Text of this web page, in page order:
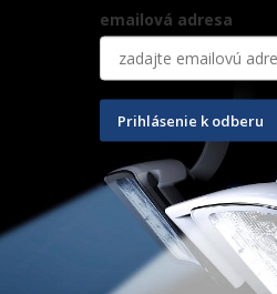
Biocetal 25 mm L A1
70,10
PRIDAŤ DO KOŠÍKA
emailová adresa
Prihlásenie k odberu